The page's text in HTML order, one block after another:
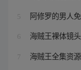
5 阿修罗的男人
6 海贼王裸体镜
7 海贼王全集资源